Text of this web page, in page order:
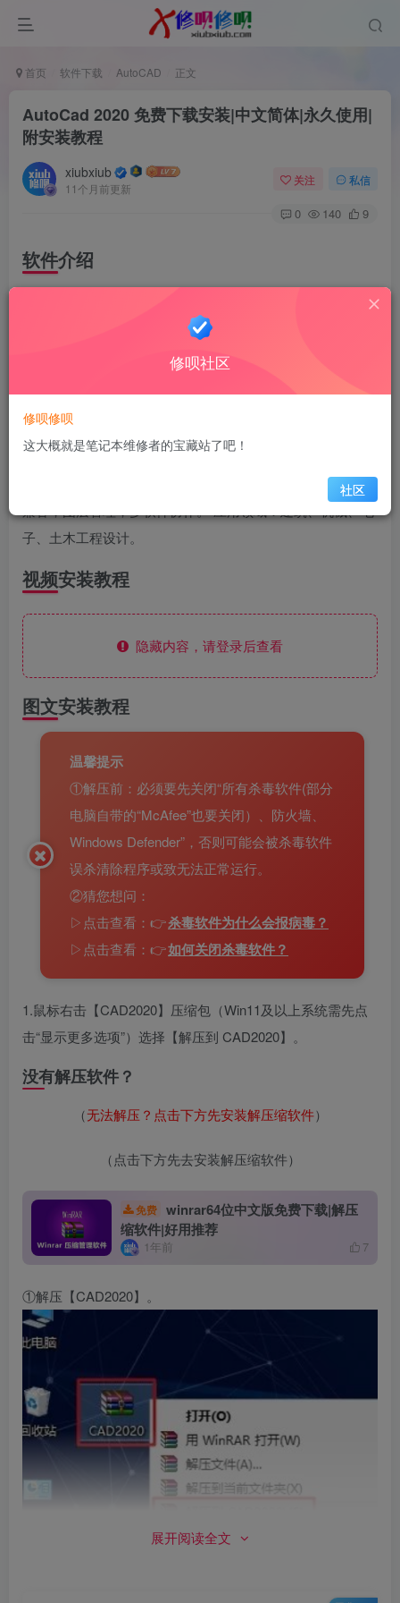
首页 软件下载 AutoCAD 正文
AutoCad 2020 免费下载安装|中文简体|永久使用|
附安装教程
xiubxiub
11个月前更新
关注 私信
0 140 9
软件介绍
AutoCAD 是由欧特克（Autodesk）公司于 1982 年首次开发
的自动计算机辅助设计软件，英文全称为 “Auto Computer
AutoCAD功能特点
二维绘图：精确绘制/编辑图形，支持标注与文字注释。 三维
建模：实体/曲面/网格建模，支持渲染与导航。 参数化设
计：几何/尺寸约束，自动调整修改。 数据共享：DWG格式
子、土木工程设计。
视频安装教程
隐藏内容，请登录后查看
图文安装教程
温馨提示
①解压前：必须要先关闭“所有杀毒软件(部分
电脑自带的“McAfee”也要关闭）、防火墙、
Windows Defender”，否则可能会被杀毒软件
误杀清除程序或致无法正常运行。
②猜您想问：
▷点击查看：👉杀毒软件为什么会报病毒？
▷点击查看：👉如何关闭杀毒软件？
1.鼠标右击【CAD2020】压缩包（Win11及以上系统需先点
击“显示更多选项”）选择【解压到 CAD2020】。
没有解压软件？
（无法解压？点击下方先安装解压缩软件）
（点击下方先去安装解压缩软件）
免费 winrar64位中文版免费下载|解压
缩软件|好用推荐
1年前 7
①解压【CAD2020】。
展开阅读全文
修呗社区
修呗修呗
这大概就是笔记本维修者的宝藏站了吧！
社区